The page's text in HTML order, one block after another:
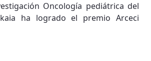
Oncología pediátrica del
ha logrado el premio Arceci